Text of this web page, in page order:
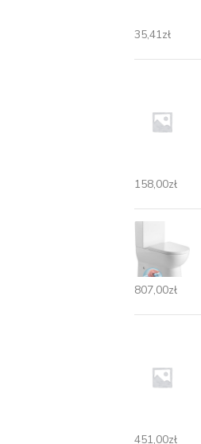
35,41zł
158,00zł
807,00zł
451,00zł